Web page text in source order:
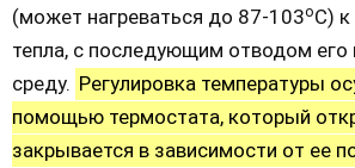
(может нагреваться до 87-103оС) к
тепла, с последующим отводом
среду. Регулировка температуры
помощью термостата, который
закрывается в зависимости от ее